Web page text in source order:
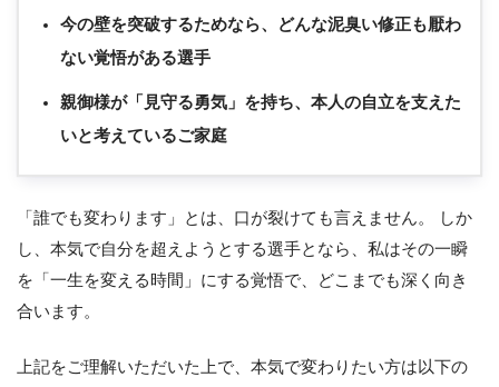
今の壁を突破するためなら、どんな泥臭い修正も厭わ
ない覚悟がある選手
親御様が「見守る勇気」を持ち、本人の自立を支えた
いと考えているご家庭
「誰でも変わります」とは、口が裂けても言えません。 しか
し、本気で自分を超えようとする選手となら、私はその一瞬
を「一生を変える時間」にする覚悟で、どこまでも深く向き
合います。
上記をご理解いただいた上で、本気で変わりたい方は以下の